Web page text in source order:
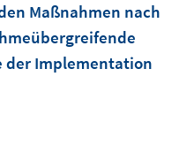
Maßnahmen nach
der Implementation